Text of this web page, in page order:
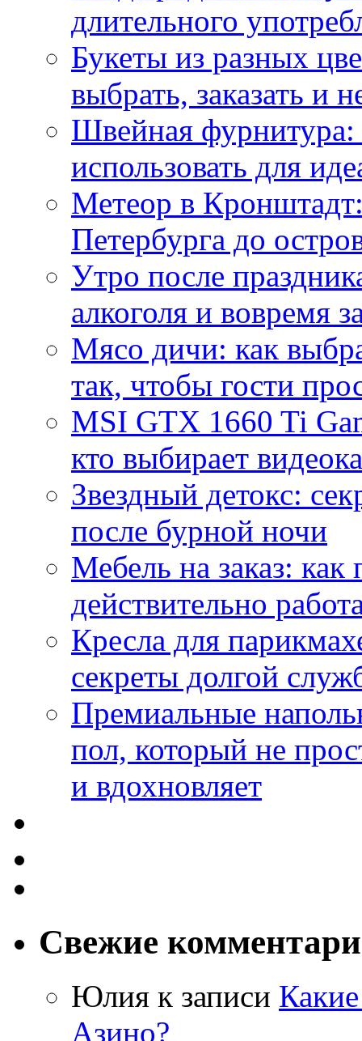
длительного
Букеты из разных
выбрать, заказать и
Швейная фурнитура:
использовать для
Метеор в
Петербурга до
Утро после
алкоголя и вовремя
Мясо дичи: как
так, чтобы гости
MSI GTX 1660 Ti
кто выбирает
Звездный детокс:
после бурной ночи
Мебель на заказ:
действительно
Кресла для
секреты долгой
Премиальные
пол, который не
и вдохновляет
Свежие
Юлия к записи
Азино?